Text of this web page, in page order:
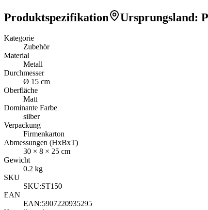
Produktspezifikation Ursprungsland:
Kategorie
Zubehör
Material
Metall
Durchmesser
Ø 15 cm
Oberfläche
Matt
Dominante Farbe
silber
Verpackung
Firmenkarton
Abmessungen (HxBxT)
30 × 8 × 25 cm
Gewicht
0.2 kg
SKU
SKU:ST150
EAN
EAN:5907220935295